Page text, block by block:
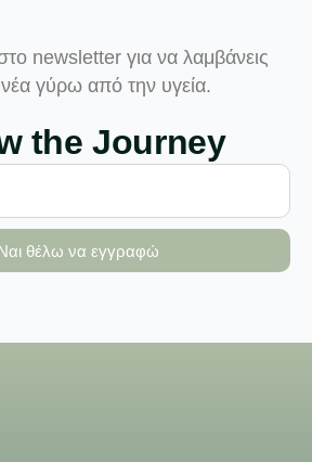
newsletter για να λαμβάνεις
γύρω από την υγεία.
the Journey
θέλω να εγγραφώ